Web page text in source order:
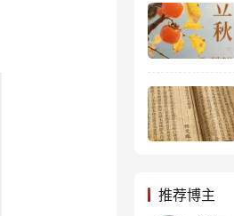
推荐博主